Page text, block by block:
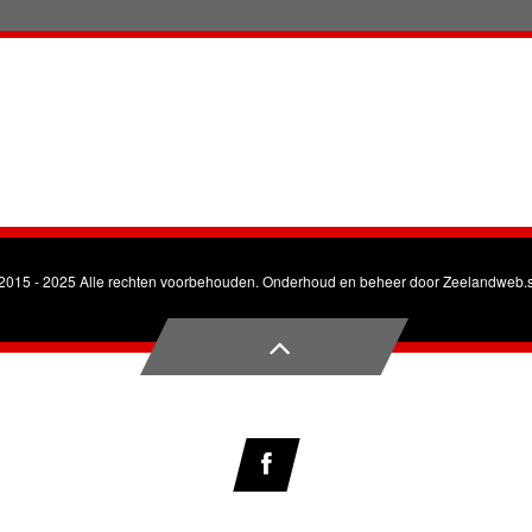
- 2025 Alle rechten voorbehouden. Onderhoud en beheer door